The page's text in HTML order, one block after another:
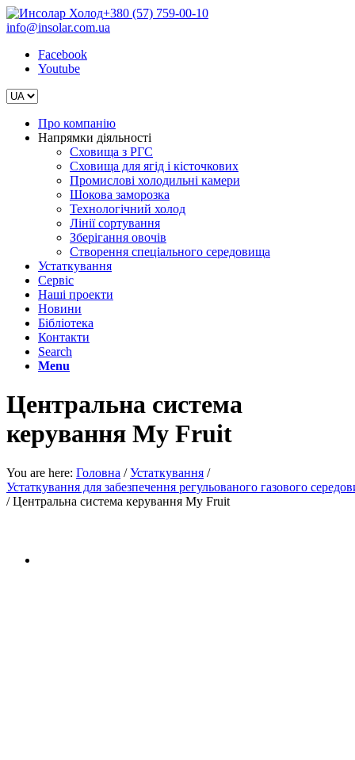
+380 (57) 759-00-10
info@insolar.com.ua
Facebook
Youtube
Про компанію
Напрямки діяльності
Сховища з РГС
Сховища для ягід і кісточкових
Промислові холодильні камери
Шокова заморозка
Технологічний холод
Лінії сортування
Зберігання овочів
Створення спеціального середовища
Устаткування
Сервіс
Наші проекти
Новини
Бібліотека
Контакти
Search
Menu
Центральна система
керування My Fruit
You are here: Головна / Устаткування /
Устаткування для забезпечення регульованого газового
/ Центральна система керування My Fruit